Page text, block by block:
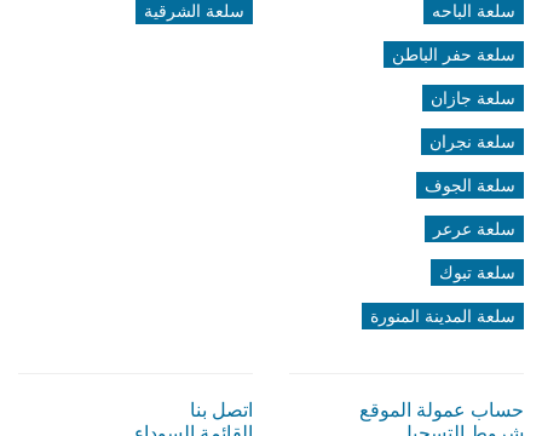
سلعة الباحه
سلعة حفر الباطن
سلعة جازان
سلعة نجران
سلعة الجوف
سلعة عرعر
سلعة تبوك
سلعة المدينة المنورة
سلعة الشرقية
حساب عمولة الموقع
اتصل بنا